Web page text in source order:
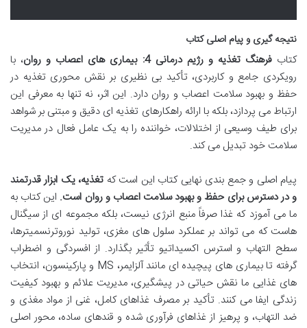
نتیجه گیری و پیام اصلی کتاب
کتابفرهنگ تغذیه و رژیم درمانی 4: بیماری های اعصاب و روان
، با
رویکردی جامع و کاربردی، تأکید بی نظیری بر نقش محوری تغذیه در
حفظ و بهبود سلامت اعصاب و روان دارد. این اثر، نه تنها به معرفی این
ارتباط می پردازد، بلکه با ارائه راهکارهای تغذیه ای دقیق و مبتنی بر شواهد
برای طیف وسیعی از اختلالات، خواننده را به یک عامل فعال در مدیریت
سلامت خود تبدیل می کند.
پیام اصلی و جمع بندی نهایی کتاب این است که تغذیه، یک ابزار قدرتمند
و در دسترس برای حفظ و بهبود سلامت اعصاب و روان است. این کتاب به
ما می آموزد که غذا صرفاً منبع انرژی نیست، بلکه مجموعه ای از سیگنال
هاست که می تواند بر عملکرد سلول های مغزی، تولید نوروترنسمیترها،
سطح التهاب و استرس اکسیداتیو تأثیر بگذارد. از افسردگی و اضطراب
گرفته تا بیماری های پیچیده ای مانند آلزایمر، MS و پارکینسون، انتخاب
های غذایی ما نقش حیاتی در پیشگیری، مدیریت علائم و بهبود کیفیت
زندگی ایفا می کنند. تأکید بر مصرف غذاهای کامل، غنی از مواد مغذی و
ضد التهاب، و پرهیز از غذاهای فرآوری شده و قندهای ساده، محور اصلی